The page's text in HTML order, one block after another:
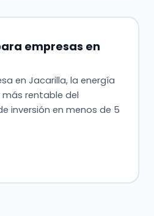
empresas en
en Jacarilla, la energía
más rentable del
inversión en menos de 5